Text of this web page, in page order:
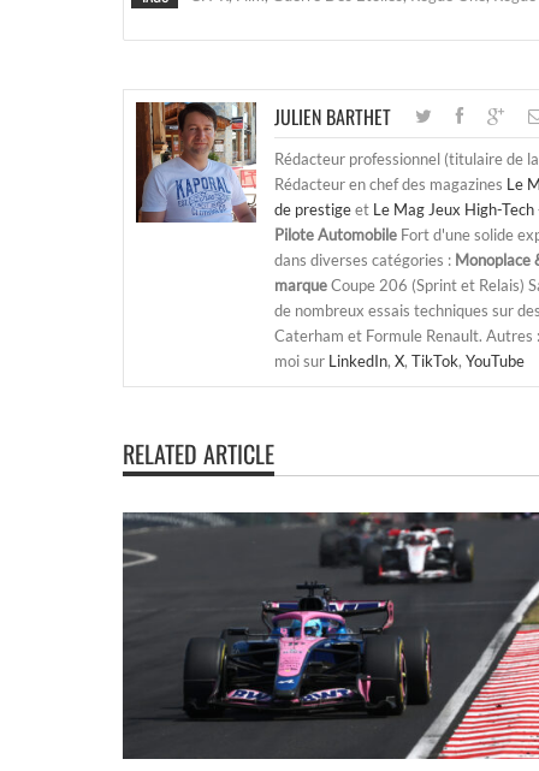
JULIEN BARTHET
Rédacteur professionnel (titulaire de
Rédacteur en chef des magazines Le
de prestigeet Le Mag Jeux High-
Pilote Automobile Fort d'une solide
dans diverses catégories : Monoplace
marqueCoupe 206 (Sprint et Relais)
de nombreux essais techniques sur
Caterham et Formule Renault. Autres
moi sur LinkedIn, X, TikTok, YouTube
RELATED ARTICLE